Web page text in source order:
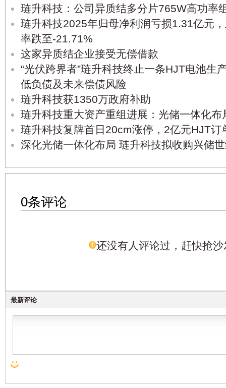
琏升科技：公司异质结多分片765W高功率
琏升科技2025年归母净利润亏损1.31亿元
率跌至-21.71%
这家异质结企业接受无偿借款
“光伏跨界者”琏升科技终止一条HJT电池生
低负债及未来偿债风险
琏升科技获1350万政府补助
琏升科技重大资产重组进展：光储一体化布
琏升科技复牌首日20cm涨停，2亿元HJT订
深化光储一体化布局 琏升科技拟收购兴储
0条评论
还没有人评论过，赶快抢沙
最新评论